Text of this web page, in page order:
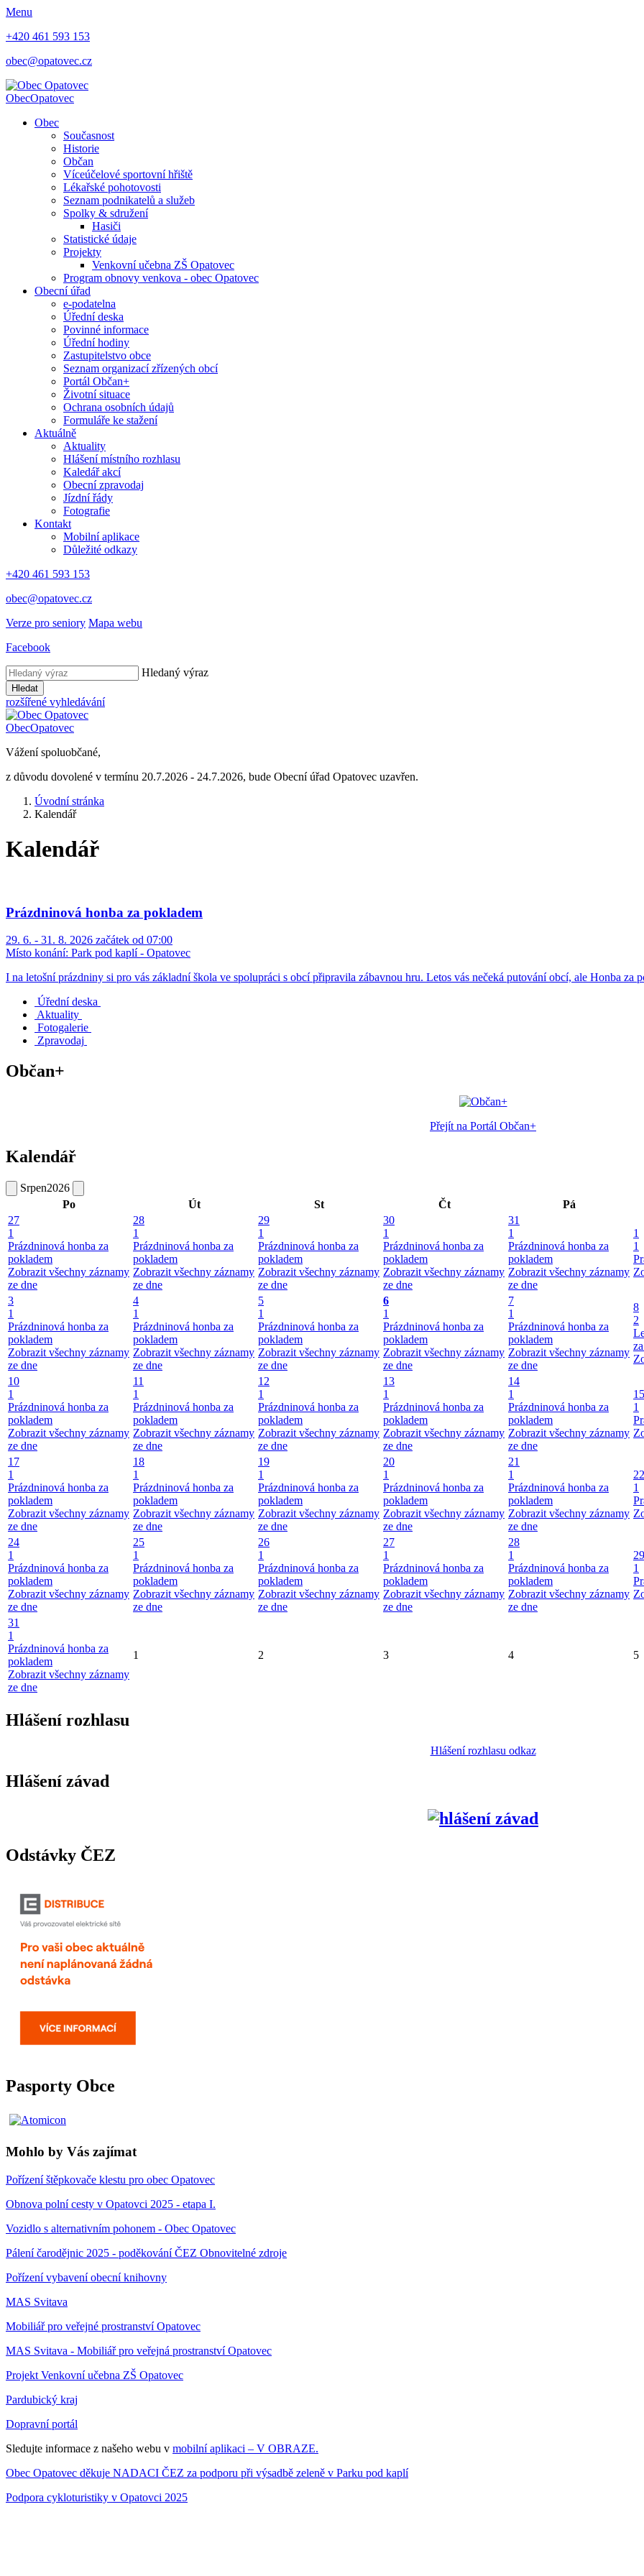
Menu
+420 461 593 153
obec@opatovec.cz
ObecOpatovec
Obec
Současnost
Historie
Občan
Víceúčelové sportovní hřiště
Lékařské pohotovosti
Seznam podnikatelů a služeb
Spolky & sdružení
Hasiči
Statistické údaje
Projekty
Venkovní učebna ZŠ Opatovec
Program obnovy venkova - obec Opatovec
Obecní úřad
e-podatelna
Úřední deska
Povinné informace
Úřední hodiny
Zastupitelstvo obce
Seznam organizací zřízených obcí
Portál Občan+
Životní situace
Ochrana osobních údajů
Formuláře ke stažení
Aktuálně
Aktuality
Hlášení místního rozhlasu
Kaledář akcí
Obecní zpravodaj
Jízdní řády
Fotografie
Kontakt
Mobilní aplikace
Důležité odkazy
+420 461 593 153
obec@opatovec.cz
Verze pro seniory Mapa webu
Facebook
Hledaný výraz
Hledat
rozšířené vyhledávání
ObecOpatovec
Vážení spoluobčané,
z důvodu dovolené v termínu 20.7.2026 - 24.7.2026, bude Obecní úřad Opatovec uzavřen.
Úvodní stránka
Kalendář
Kalendář
Prázdninová honba za pokladem
29. 6. - 31. 8. 2026 začátek od 07:00
Místo konání: Park pod kaplí - Opatovec
I na letošní prázdniny si pro vás základní škola ve spolupráci s obcí připravila zábavnou hru. Letos vás nečeká putování obcí, ale Honba za
Úřední deska
Aktuality
Fotogalerie
Zpravodaj
Občan+
Přejít na Portál Občan+
Kalendář
Srpen2026
Po
Út St Čt
Pá
27
1
Prázdninová honba za
pokladem
Zobrazit všechny záznamy
ze dne
28
1
Prázdninová honba za
pokladem
Zobrazit všechny záznamy
ze dne
29
1
Prázdninová honba za
pokladem
Zobrazit všechny záznamy
ze dne
30
1
Prázdninová honba za
pokladem
Zobrazit všechny záznamy
ze dne
31
1
Prázdninová honba za
pokladem
Zobrazit všechny záznamy
ze dne
1
1
3
1
Prázdninová honba za
pokladem
Zobrazit všechny záznamy
ze dne
4
1
Prázdninová honba za
pokladem
Zobrazit všechny záznamy
ze dne
5
1
Prázdninová honba za
pokladem
Zobrazit všechny záznamy
ze dne
6
1
Prázdninová honba za
pokladem
Zobrazit všechny záznamy
ze dne
7
1
Prázdninová honba za
pokladem
Zobrazit všechny záznamy
ze dne
8
2
10
1
Prázdninová honba za
pokladem
Zobrazit všechny záznamy
ze dne
11
1
Prázdninová honba za
pokladem
Zobrazit všechny záznamy
ze dne
12
1
Prázdninová honba za
pokladem
Zobrazit všechny záznamy
ze dne
13
1
Prázdninová honba za
pokladem
Zobrazit všechny záznamy
ze dne
14
1
Prázdninová honba za
pokladem
Zobrazit všechny záznamy
ze dne
15
1
17
1
Prázdninová honba za
pokladem
Zobrazit všechny záznamy
ze dne
18
1
Prázdninová honba za
pokladem
Zobrazit všechny záznamy
ze dne
19
1
Prázdninová honba za
pokladem
Zobrazit všechny záznamy
ze dne
20
1
Prázdninová honba za
pokladem
Zobrazit všechny záznamy
ze dne
21
1
Prázdninová honba za
pokladem
Zobrazit všechny záznamy
ze dne
22
1
24
1
Prázdninová honba za
pokladem
Zobrazit všechny záznamy
ze dne
25
1
Prázdninová honba za
pokladem
Zobrazit všechny záznamy
ze dne
26
1
Prázdninová honba za
pokladem
Zobrazit všechny záznamy
ze dne
27
1
Prázdninová honba za
pokladem
Zobrazit všechny záznamy
ze dne
28
1
Prázdninová honba za
pokladem
Zobrazit všechny záznamy
ze dne
29
1
31
1
Prázdninová honba za
pokladem
Zobrazit všechny záznamy
ze dne
1 2 3 4 5
Hlášení rozhlasu
Hlášení rozhlasu odkaz
Hlášení závad
Odstávky ČEZ
Pasporty Obce
Mohlo by Vás zajímat
Pořízení štěpkovače klestu pro obec Opatovec
Obnova polní cesty v Opatovci 2025 - etapa I.
Vozidlo s alternativním pohonem - Obec Opatovec
Pálení čarodějnic 2025 - poděkování ČEZ Obnovitelné zdroje
Pořízení vybavení obecní knihovny
MAS Svitava
Mobiliář pro veřejné prostranství Opatovec
MAS Svitava - Mobiliář pro veřejná prostranství Opatovec
Projekt Venkovní učebna ZŠ Opatovec
Pardubický kraj
Dopravní portál
Sledujte informace z našeho webu v mobilní aplikaci – V OBRAZE.
Obec Opatovec děkuje NADACI ČEZ za podporu při výsadbě zeleně v Parku pod kaplí
Podpora cykloturistiky v Opatovci 2025